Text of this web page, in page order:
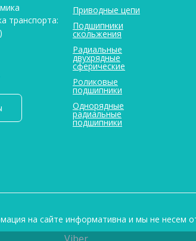
транспорта:
Приводные цепи
Подшипники
скольжения
Радиальные
двухрядные
сферические
Роликовые
подшипники
Однорядные
радиальные
подшипники
на сайте информативна и мы не несем
Viber